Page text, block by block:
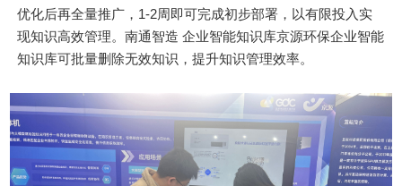
优化后再全量推广，1-2周即可完成初步部署，以有限投入实
现知识高效管理。南通智造 企业智能知识库京源环保企业智能
知识库可批量删除无效知识，提升知识管理效率。